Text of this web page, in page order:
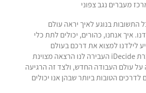
מעברים נגב צפוני
התשובות בנוגע לאיך יראה עולם
איך אנחנו, כהורים, יכולים לתת כלי
לילדנו למצוא את דרכם בעולם
העבודה. אן ווינמן מחברת iDecide העבירה לנו הרצאה מצוינת
על עולם העבודה החדש, ולצד זה הרגיעה
לדרכים הטובות ביותר שבהן אנו יכולים